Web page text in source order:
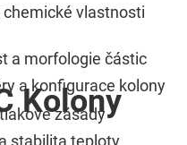
Kolony
chemické vlastnosti
a morfologie částic
a konfigurace kolony
zásady
stabilita teploty